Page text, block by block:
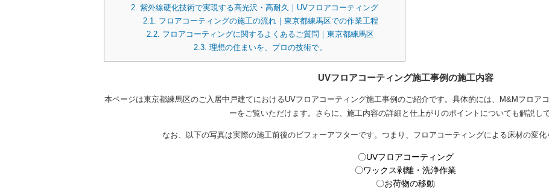
2. 紫外線硬化技術で実現する高光沢・高耐久｜UVフロアコーティング
2.1. フロアコーティングの施工の流れ｜東京都練馬区での作業工程
2.2. フロアコーティングに関するよくあるご質問｜東京都練馬区
2.3. 理想の住まいを、プロの技術で。
UVフロアコーティング施工事例の施工内容
本ページは東京都練馬区のご入居中戸建てにおけるUVフロアコーティング施工事例のご紹介です。具体的には、M&Mフロア
ーをご覧いただけます。さらに、施工内容の詳細と仕上がりのポイントについても解説して
なお、以下の写真は実際の施工前後のビフォーアフターです。つまり、フロアコーティングによる床材の変化
〇UVフロアコーティング
〇ワックス剥離・洗浄作業
〇お荷物の移動